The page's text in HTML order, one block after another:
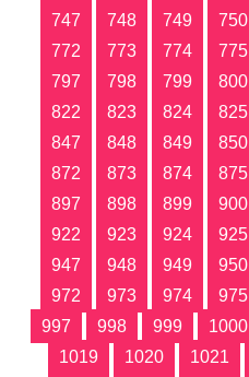
747
748 749 750
772
773 774 775
797
798 799 800
822
823 824 825
847
848 849 850
872
873 874 875
897
898 899 900
922
923 924 925
947
948 949 950
972
973 974 975
997
998 999 1000
1019
1020 1021